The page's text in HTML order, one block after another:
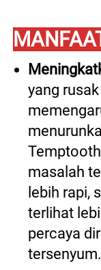
yang
masalah
lebih rapi,
terlihat
percaya
tersenyum.